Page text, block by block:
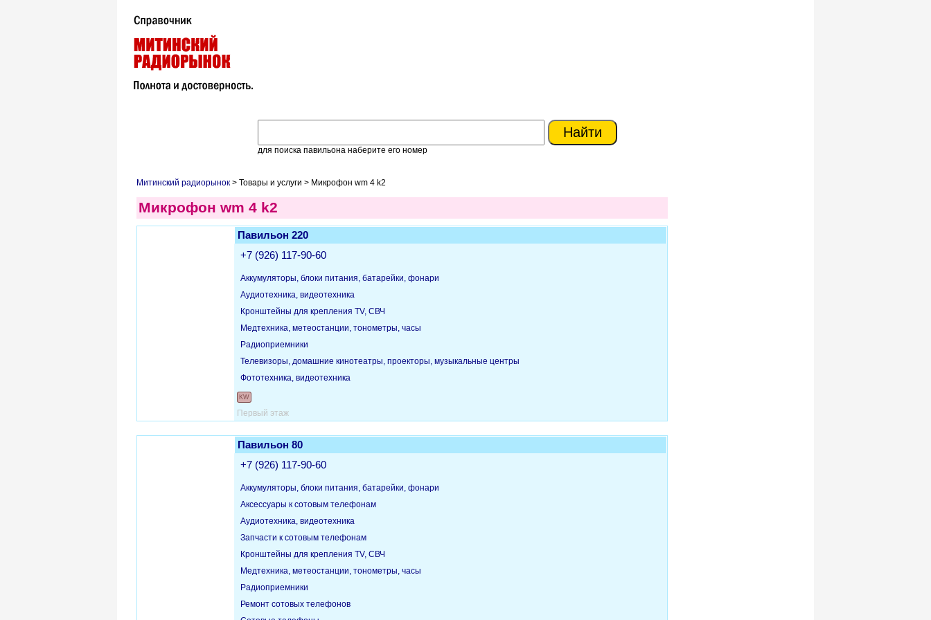
для поиска павильона наберите его номер
Митинский радиорынок > Товары и услуги > Микрофон wm 4 k2
Микрофон wm 4 k2
Павильон 220
+7 (926) 117-90-60
Аккумуляторы, блоки питания, батарейки, фонари
Аудиотехника, видеотехника
Кронштейны для крепления TV, СВЧ
Медтехника, метеостанции, тонометры, часы
Радиоприемники
Телевизоры, домашние кинотеатры, проекторы, музыкальные центры
Фототехника, видеотехника
KW
Первый этаж
Павильон 80
+7 (926) 117-90-60
Аккумуляторы, блоки питания, батарейки, фонари
Аксессуары к сотовым телефонам
Аудиотехника, видеотехника
Запчасти к сотовым телефонам
Кронштейны для крепления TV, СВЧ
Медтехника, метеостанции, тонометры, часы
Радиоприемники
Ремонт сотовых телефонов